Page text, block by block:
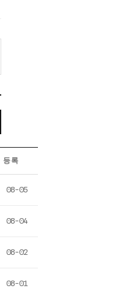
등록
08-05
08-04
08-02
08-01